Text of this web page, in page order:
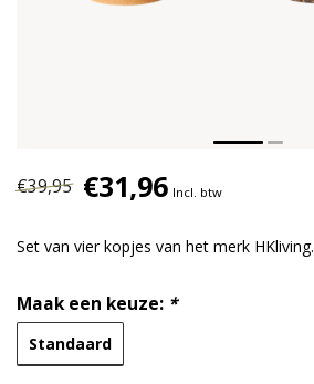
€39,95 €31,96 Incl. btw
Set van vier kopjes van het merk HKliving.
Maak een keuze: *
Standaard